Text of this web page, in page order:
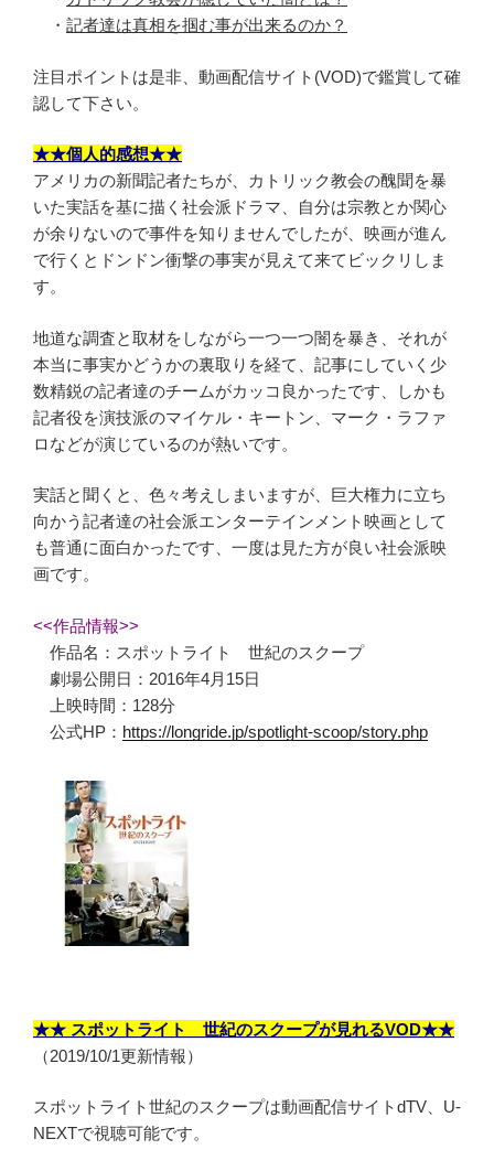
・ 記者達は真相を掴む事が出来るのか？
注目ポイントは是非、動画配信サイト(VOD)で鑑賞して確
認して下さい。
★★個人的感想★★
アメリカの新聞記者たちが、カトリック教会の醜聞を暴
いた実話を基に描く社会派ドラマ、自分は宗教とか関心
が余りないので事件を知りませんでしたが、映画が進ん
で行くとドンドン衝撃の事実が見えて来てビックリしま
す。
地道な調査と取材をしながら一つ一つ闇を暴き、それが
本当に事実かどうかの裏取りを経て、記事にしていく少
数精鋭の記者達のチームがカッコ良かったです、しかも
記者役を演技派のマイケル・キートン、マーク・ラファ
ロなどが演じているのが熱いです。
実話と聞くと、色々考えしまいますが、巨大権力に立ち
向かう記者達の社会派エンターテインメント映画として
も普通に面白かったです、一度は見た方が良い社会派映
画です。
<<作品情報>>
作品名：スポットライト 世紀のスクープ
劇場公開日：2016年4月15日
上映時間：128分
公式HP： https://longride.jp/spotlight-scoop/story.php
★★ スポットライト 世紀のスクープが見れるVOD★★
（2019/10/1更新情報）
スポットライト世紀のスクープは動画配信サイトdTV、U-
NEXTで視聴可能です。